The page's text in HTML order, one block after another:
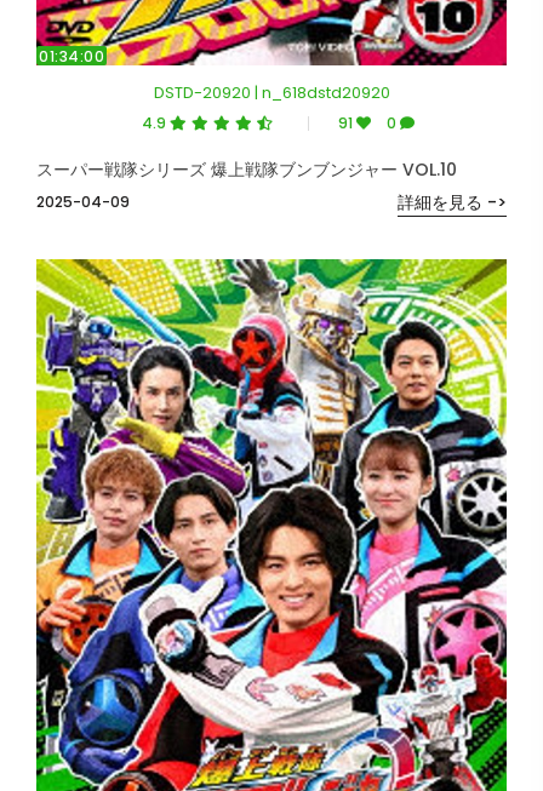
01:34:00
DSTD-20920 | n_618dstd20920
4.9 91 0
2025-04-09
スーパー戦隊シリーズ 爆上戦隊ブンブンジャー VOL.10
詳細を見る ->